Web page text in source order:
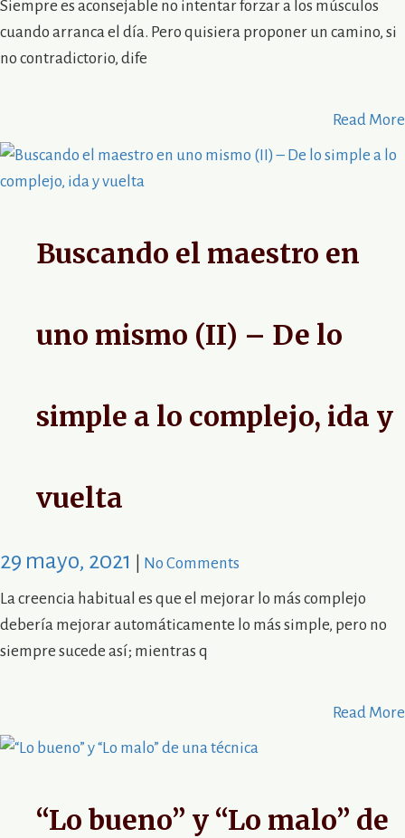
Siempre es aconsejable no intentar forzar a los músculos
cuando arranca el día. Pero quisiera proponer un camino, si
no contradictorio, dife
Read More
Buscando el maestro en
uno mismo (II) – De lo
simple a lo complejo, ida y
vuelta
29 mayo, 2021 No Comments
La creencia habitual es que el mejorar lo más complejo
debería mejorar automáticamente lo más simple, pero no
siempre sucede así; mientras q
Read More
“Lo bueno” y “Lo malo” de